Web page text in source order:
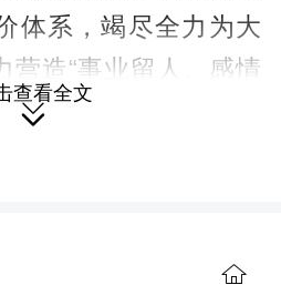
体系，竭尽全力为大
营造“事业留人、感情
良好环境，让每一位
查看全文
